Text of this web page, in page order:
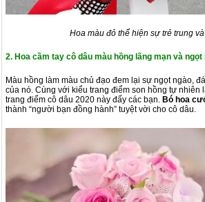
Hoa màu đỏ thể hiện sự trẻ trung
2. Hoa cầm tay cô dâu màu hồng lãng mạn và ngọt
Màu hồng làm màu chủ đạo đem lại sự ngọt ngào,
của nó. Cùng với kiểu trang điểm son hồng tự nhiên
trang điểm cô dâu 2020 này đấy các bạn. Bó hoa
thành “người bạn đồng hành” tuyệt vời cho cô dâu.